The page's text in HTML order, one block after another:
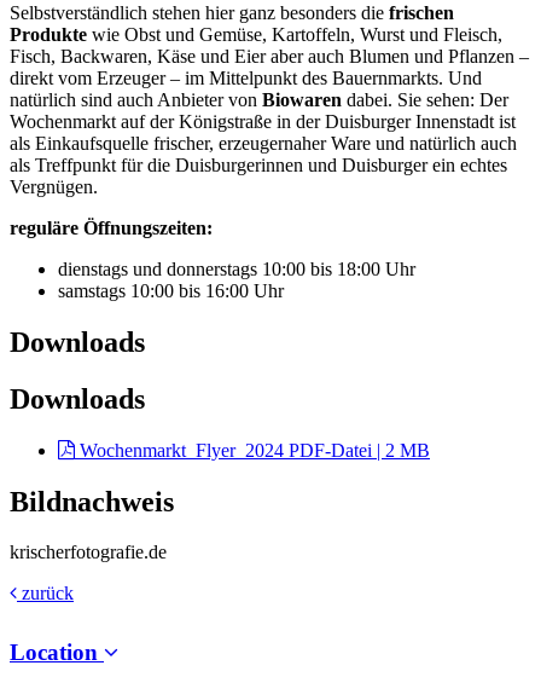
Selbstverständlich stehen hier ganz besonders die frischen
Produkte wie Obst und Gemüse, Kartoffeln, Wurst und Fleisch,
Fisch, Backwaren, Käse und Eier aber auch Blumen und Pflanzen –
direkt vom Erzeuger – im Mittelpunkt des Bauernmarkts. Und
natürlich sind auch Anbieter von Biowaren dabei. Sie sehen: Der
Wochenmarkt auf der Königstraße in der Duisburger Innenstadt ist
als Einkaufsquelle frischer, erzeugernaher Ware und natürlich auch
als Treffpunkt für die Duisburgerinnen und Duisburger ein echtes
Vergnügen.
reguläre Öffnungszeiten:
dienstags und donnerstags 10:00 bis 18:00 Uhr
samstags 10:00 bis 16:00 Uhr
Downloads
Downloads
Wochenmarkt_Flyer_2024 PDF-Datei | 2 MB
Bildnachweis
krischerfotografie.de
zurück
Location